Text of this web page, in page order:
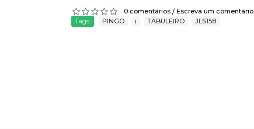
0 comentários / Escreva um comentário
Tags:
PINGO i TABULEIRO JLS158